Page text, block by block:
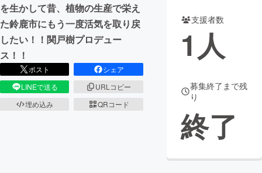
CAMPFIRE for Social Good
CAMPFIRE Creation
CAMPFIREふるさと納税
コミュニティ
を生かして昔、植物の生産で栄え
た鈴鹿市にもう一度活気を取り戻
したい！！関戸樹プロデュー
ス！！
ポスト
シェア
LINEで送る
URLコピー
埋め込み
QRコード
支援者数
1人
募集終了まで残
り
終了